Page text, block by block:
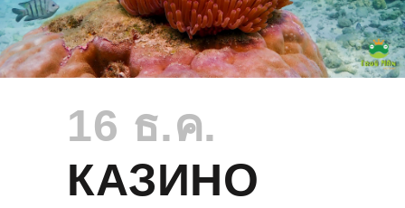
16 ธ.ค.
КАЗИНО